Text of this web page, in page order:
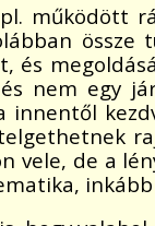
működött
és
nem egy
innentől
vele, de a